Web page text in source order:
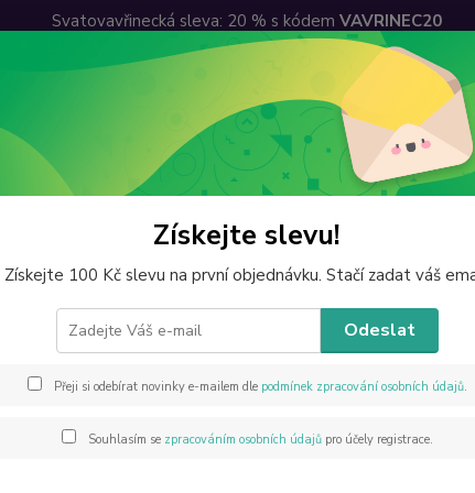
Svatovavřinecká sleva: 20 % s kódem VAVRINEC20
sleva Ceny dopravy
Hledat
Granátové naušnice s chir. ocelí
naušnice s chir. ocelí
Získejte slevu!
Získejte 100 Kč slevu na první objednávku. Stačí zadat váš
Odeslat
Přeji si odebírat novinky e-mailem dle podmínek zpracování osobních údajů.
Souhlasím se zpracováním osobních údajůpro účely registrace.